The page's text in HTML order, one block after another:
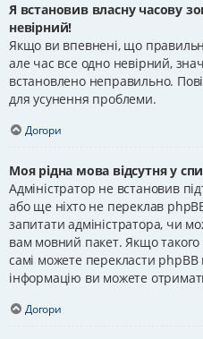
Я встановив власну часову
невірний!
Якщо ви впевнені, що
але час все одно невірний,
встановлено неправильно.
для усунення проблеми.
Догори
Моя рідна мова відсутня у
Адміністратор не встановив
або ще ніхто не переклав
запитати адміністратора, чи
вам мовний пакет. Якщо такого
самі можете перекласти
інформацію ви можете
Догори